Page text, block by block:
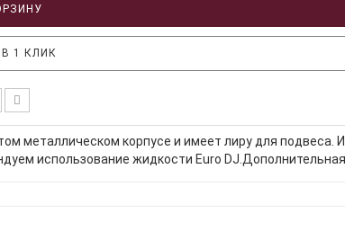
1 КЛИК
металлическом корпусе и имеет лиру для подвеса.
использование жидкости Euro DJ.Дополнительная..